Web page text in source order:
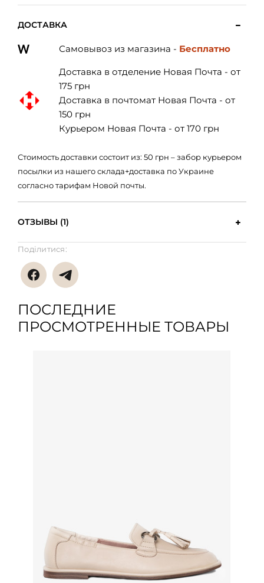
ДОСТАВКА
Самовывоз из магазина - Бесплатно
Доставка в отделение Новая Почта - от
175 грн
Доставка в почтомат Новая Почта - от
150 грн
Курьером Новая Почта - от 170 грн
Стоимость доставки состоит из: 50 грн – забор курьером
посылки из нашего склада+доставка по Украине
согласно тарифам Новой почты.
ОТЗЫВЫ (1)
Поділитися:
ПОСЛЕДНИЕ
ПРОСМОТРЕННЫЕ ТОВАРЫ